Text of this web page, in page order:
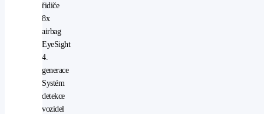
řidiče
8x
airbag
EyeSight
4.
generace
Systém
detekce
vozidel